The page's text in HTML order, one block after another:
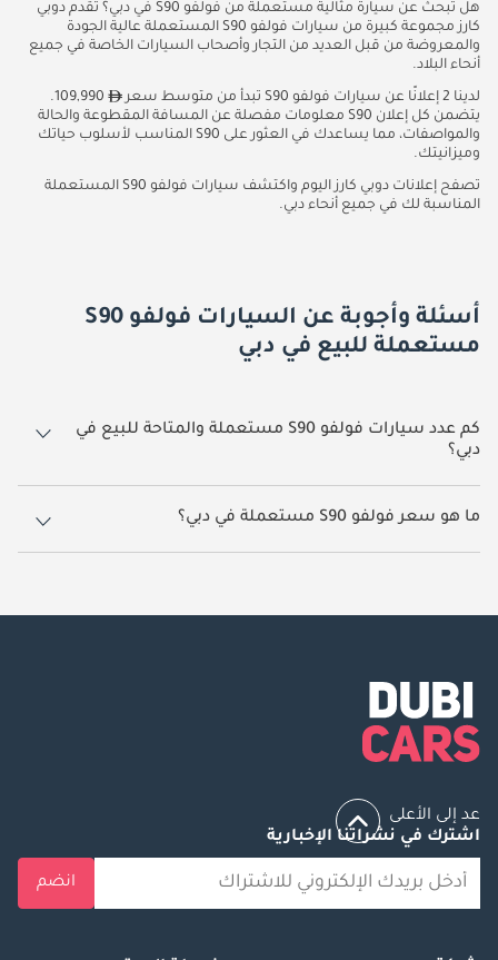
هل تبحث عن سيارة مثالية مستعملة من فولفو S90 في دبي؟ تقدم دوبي
كارز مجموعة كبيرة من سيارات فولفو S90 المستعملة عالية الجودة
والمعروضة من قبل العديد من التجار وأصحاب السيارات الخاصة في جميع
أنحاء البلاد.
لدينا 2 إعلانًا عن سيارات فولفو S90 تبدأ من متوسط سعر
109,990.
يتضمن كل إعلان S90 معلومات مفصلة عن المسافة المقطوعة والحالة
والمواصفات، مما يساعدك في العثور على S90 المناسب لأسلوب حياتك
وميزانيتك.
تصفح إعلانات دوبي كارز اليوم واكتشف سيارات فولفو S90 المستعملة
المناسبة لك في جميع أنحاء دبي.
أسئلة وأجوبة عن السيارات فولفو S90
مستعملة للبيع في دبي
كم عدد سيارات فولفو S90 مستعملة والمتاحة للبيع في
دبي؟
2 سيارة فولفو S90 مستعملة متوفرة للبيع في دبي.
ما هو سعر فولفو S90 مستعملة في دبي؟
يبدأ سعر سيارة فولفو S90 مستعملة في دبي 109,990.
عد إلى الأعلى
اشترك في نشراتنا الإخبارية
انضم